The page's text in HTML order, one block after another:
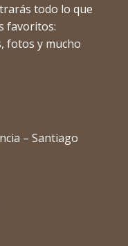
todo lo que
favoritos:
fotos y mucho
– Santiago